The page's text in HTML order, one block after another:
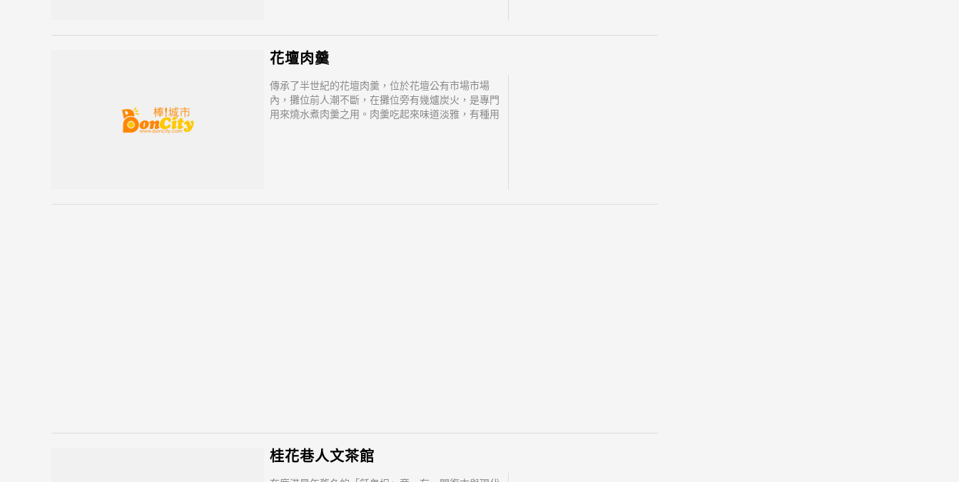
花壇肉羹
傳承了半世紀的花壇肉羹，位於花壇公有市場市場
內，攤位前人潮不斷，在攤位旁有幾爐炭火，是專門
用來燒水煮肉羹之用。肉羹吃起來味道淡雅，有種用
桂花巷人文茶館